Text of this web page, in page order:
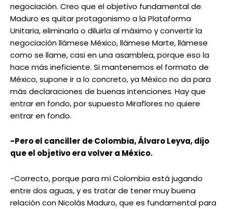
negociación. Creo que el objetivo fundamental de
Maduro es quitar protagonismo a la Plataforma
Unitaria, eliminarla o diluirla al máximo y convertir la
negociación llámese México, llámese Marte, llámese
como se llame, casi en una asamblea, porque eso la
hace más ineficiente. Si mantenemos el formato de
México, supone ir a lo concreto, ya México no da para
más declaraciones de buenas intenciones. Hay que
entrar en fondo, por supuesto Miraflores no quiere
entrar en fondo.
-Pero el canciller de Colombia, Álvaro Leyva, dijo
que el objetivo era volver a México.
-Correcto, porque para mí Colombia está jugando
entre dos aguas, y es tratar de tener muy buena
relación con Nicolás Maduro, que es fundamental para